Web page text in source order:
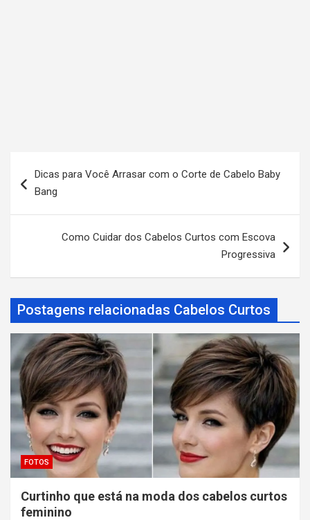
a
ç
ã
o
d
e
P
o
s
t
Dicas para Você Arrasar com o Corte de Cabelo Baby
Bang
Como Cuidar dos Cabelos Curtos com Escova
Progressiva
Postagens relacionadas Cabelos Curtos
FOTOS
Curtinho que está na moda dos cabelos curtos
feminino